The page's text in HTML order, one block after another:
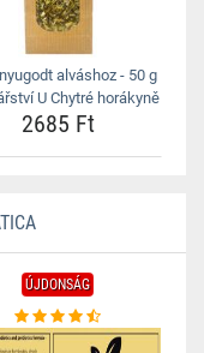
alváshoz - 50 g
U Chytré horákyně
2685 Ft
ÚJDONSÁG